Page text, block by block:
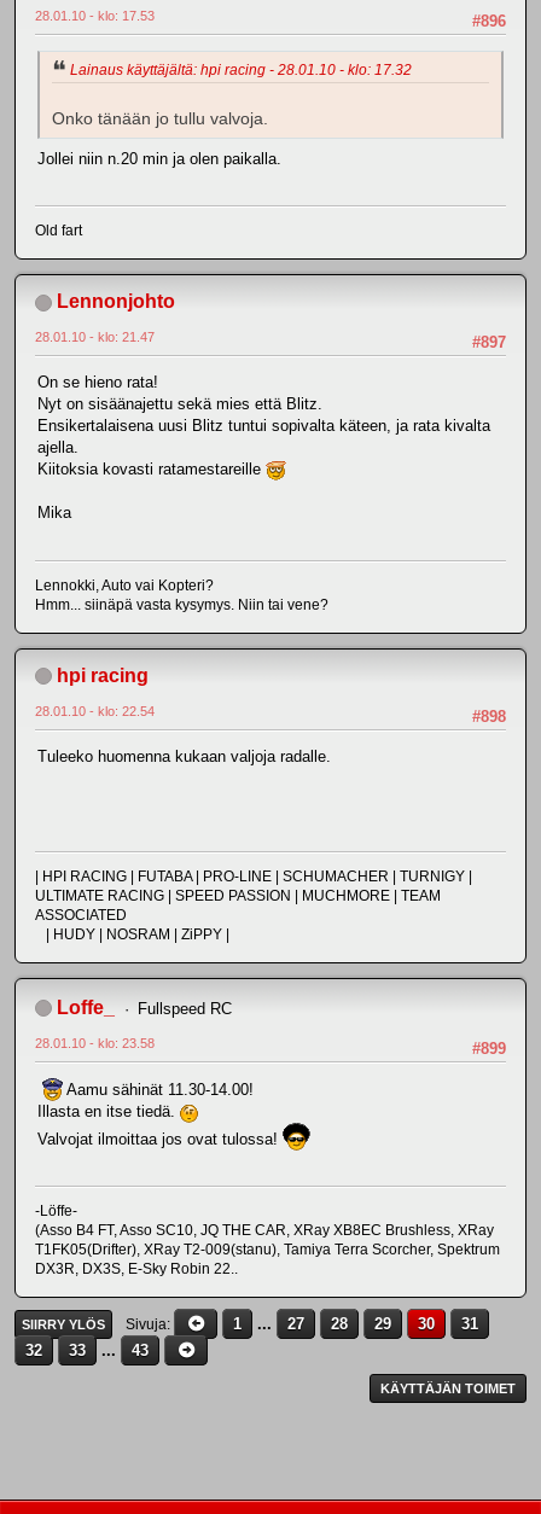
#896
28.01.10 - klo: 17.53
Lainaus käyttäjältä: hpi racing - 28.01.10 - klo: 17.32
Onko tänään jo tullu valvoja.
Jollei niin n.20 min ja olen paikalla.
Old fart
Lennonjohto
#897
28.01.10 - klo: 21.47
On se hieno rata!
Nyt on sisäänajettu sekä mies että Blitz.
Ensikertalaisena uusi Blitz tuntui sopivalta käteen, ja rata kivalta
ajella.
Kiitoksia kovasti ratamestareille
Mika
Lennokki, Auto vai Kopteri?
Hmm... siinäpä vasta kysymys. Niin tai vene?
hpi racing
#898
28.01.10 - klo: 22.54
Tuleeko huomenna kukaan valjoja radalle.
| HPI RACING | FUTABA | PRO-LINE | SCHUMACHER | TURNIGY |
ULTIMATE RACING | SPEED PASSION | MUCHMORE | TEAM
ASSOCIATED
| HUDY | NOSRAM | ZiPPY |
Loffe_ Fullspeed RC
#899
28.01.10 - klo: 23.58
Aamu sähinät 11.30-14.00!
Illasta en itse tiedä.
Valvojat ilmoittaa jos ovat tulossa!
-Löffe-
(Asso B4 FT, Asso SC10, JQ THE CAR, XRay XB8EC Brushless, XRay
T1FK05(Drifter), XRay T2-009(stanu), Tamiya Terra Scorcher, Spektrum
DX3R, DX3S, E-Sky Robin 22..
SIIRRY YLÖS Sivuja 1 ... 27 28 29 30
31
32
33 ... 43
KÄYTTÄJÄN TOIMET